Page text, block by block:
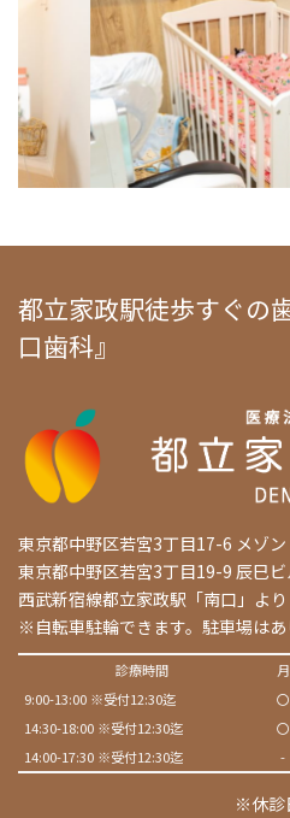
都立家政駅徒歩すぐの
口歯科』
東京都中野区若宮3丁目17-6 メゾ
東京都中野区若宮3丁目19-9 辰巳
西武新宿線都立家政駅「南口」より
※自転車駐輪できます。駐車場はあ
診療時間 月
9:00-13:00 ※受付12:30迄
〇
14:30-18:00 ※受付12:30迄
〇
14:00-17:30 ※受付12:30迄
-
※休診